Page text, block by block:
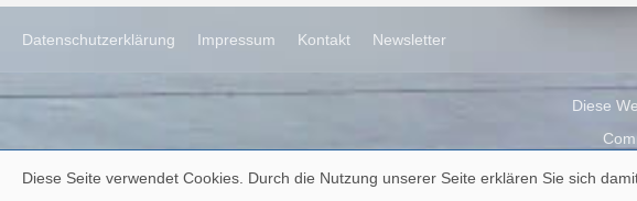
Datenschutzerklärung Impressum Kontakt Newsletter
Diese
Diese Seite verwendet Cookies. Durch die Nutzung unserer Seite erklären Sie sich